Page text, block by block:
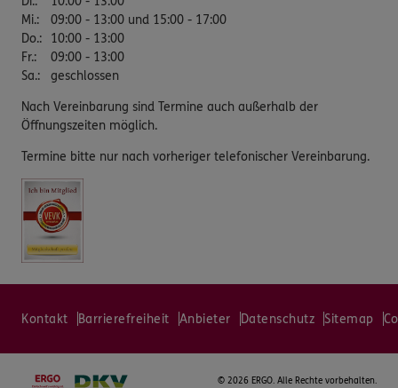
Mi.:
09:00 - 13:00 und 15:00 - 17:00
Do.:
10:00 - 13:00
Fr.:
09:00 - 13:00
Sa.: geschlossen
Nach Vereinbarung sind Termine auch außerhalb der
Öffnungszeiten möglich.
Termine bitte nur nach vorheriger telefonischer Vereinbarung.
Kontakt Barrierefreiheit Anbieter Datenschutz Sitemap
© 2026 ERGO. Alle Rechte vorbehalten.